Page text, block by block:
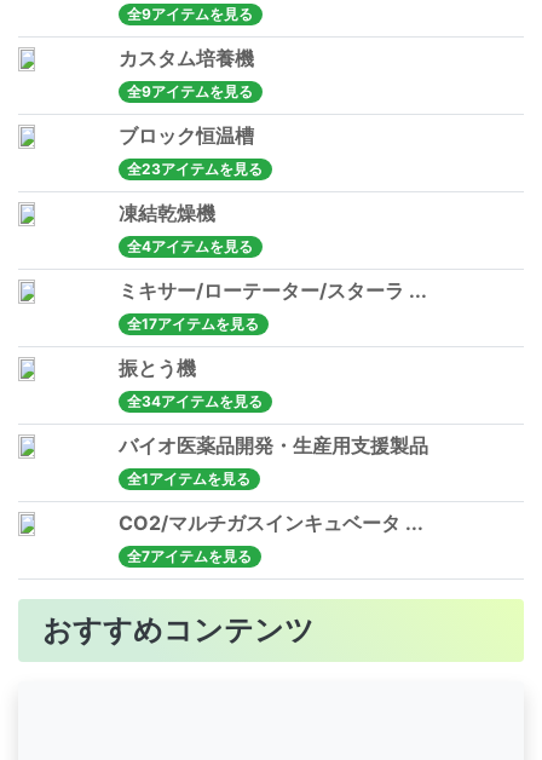
全9アイテムを見る
カスタム培養機
全9アイテムを見る
ブロック恒温槽
全23アイテムを見る
凍結乾燥機
全4アイテムを見る
ミキサー/ローテーター/スターラ ...
全17アイテムを見る
振とう機
全34アイテムを見る
バイオ医薬品開発・生産用支援製品
全1アイテムを見る
CO2/マルチガスインキュベータ ...
全7アイテムを見る
おすすめコンテンツ